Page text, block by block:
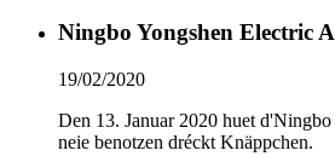
Ningbo Yongshen Electric
19/02/2020
Den 13. Januar 2020 huet
neie benotzen dréckt Knäppchen.